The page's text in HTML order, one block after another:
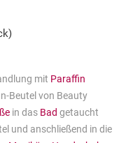
mit Paraffin
Beutel von Beauty
in das Bad getaucht
und anschließend in die